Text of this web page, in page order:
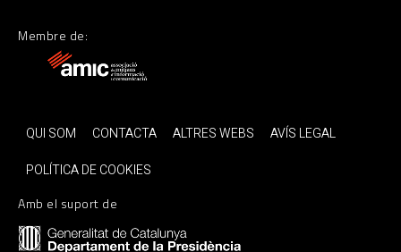
Membre de:
QUI SOM CONTACTA ALTRES WEBS
AVÍS LEGAL
POLÍTICA DE COOKIES
Amb el suport de